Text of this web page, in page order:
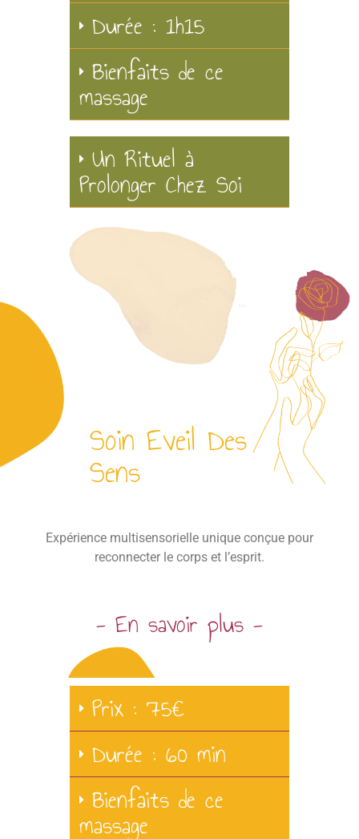
Durée : 1h15
Bienfaits de ce
massage
Un Rituel à
Prolonger Chez Soi
Soin Eveil Des
Sens
Expérience multisensorielle unique conçue pour
reconnecter le corps et l’esprit.
- En savoir plus -
Prix : 75€
Durée : 60 min
Bienfaits de ce
massage